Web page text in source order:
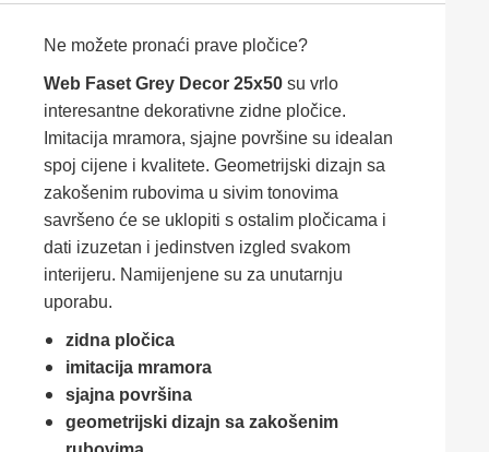
Ne možete pronaći prave pločice?
Web Faset Grey Decor 25x50 su vrlo
interesantne dekorativne zidne pločice.
Imitacija mramora, sjajne površine su idealan
spoj cijene i kvalitete. Geometrijski dizajn sa
zakošenim rubovima u sivim tonovima
savršeno će se uklopiti s ostalim pločicama i
dati izuzetan i jedinstven izgled svakom
interijeru. Namijenjene su za unutarnju
uporabu.
zidna pločica
imitacija mramora
sjajna površina
geometrijski dizajn sa zakošenim